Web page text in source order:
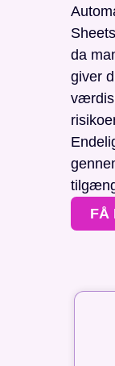
da
giver
FÅ